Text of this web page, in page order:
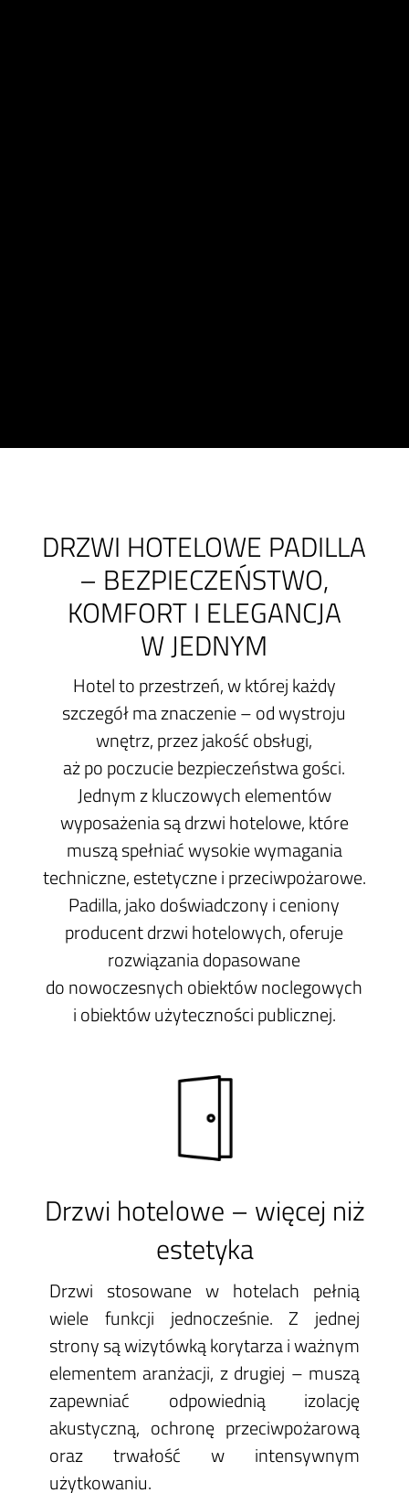
DRZWI HOTELOWE PADILLA
– BEZPIECZEŃSTWO,
KOMFORT I ELEGANCJA
W JEDNYM
Hotel to przestrzeń, w której każdy
szczegół ma znaczenie – od wystroju
wnętrz, przez jakość obsługi,
aż po poczucie bezpieczeństwa gości.
Jednym z kluczowych elementów
wyposażenia są drzwi hotelowe, które
muszą spełniać wysokie wymagania
techniczne, estetyczne i przeciwpożarowe.
Padilla, jako doświadczony i ceniony
producent drzwi hotelowych, oferuje
rozwiązania dopasowane
do nowoczesnych obiektów noclegowych
i obiektów użyteczności publicznej.
Drzwi hotelowe – więcej niż
estetyka
Drzwi stosowane w hotelach pełnią
wiele funkcji jednocześnie. Z jednej
strony są wizytówką korytarza i ważnym
elementem aranżacji, z drugiej – muszą
zapewniać odpowiednią izolację
akustyczną, ochronę przeciwpożarową
oraz trwałość w intensywnym
użytkowaniu.